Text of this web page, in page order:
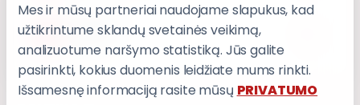
5 1000 METŲ
Mes ir mūsų partneriai naudojame slapukus, kad
užtikrintume sklandų svetainės veikimą,
analizuotume naršymo statistiką. Jūs galite
pasirinkti, kokius duomenis leidžiate mums rinkti.
Išsamesnę informaciją rasite mūsų PRIVATUMO